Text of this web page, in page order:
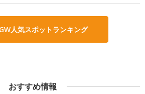
人気スポットランキング
おすすめ情報